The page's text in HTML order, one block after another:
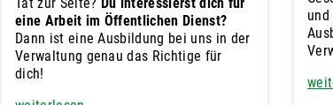
eine Arbeit im Öffentlichen Dienst?
Dann ist eine Ausbildung bei uns in der
Verwaltung genau das Richtige für
dich!